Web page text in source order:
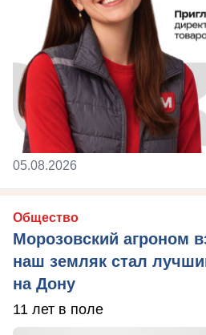
05.08.2026
Общество
Морозовский агроном
наш земляк стал
на Дону
11 лет в поле